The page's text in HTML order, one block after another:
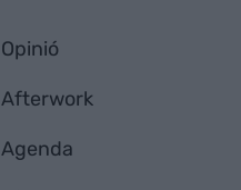
Opinió
Afterwork
Agenda